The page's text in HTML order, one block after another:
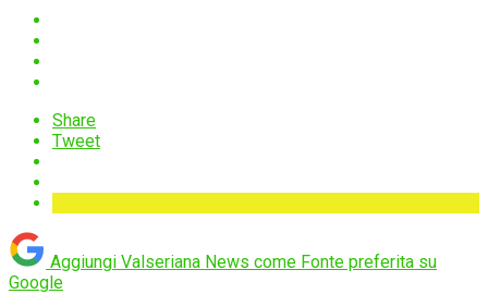
Share
Tweet
Aggiungi Valseriana News come Fonte preferita su
Google